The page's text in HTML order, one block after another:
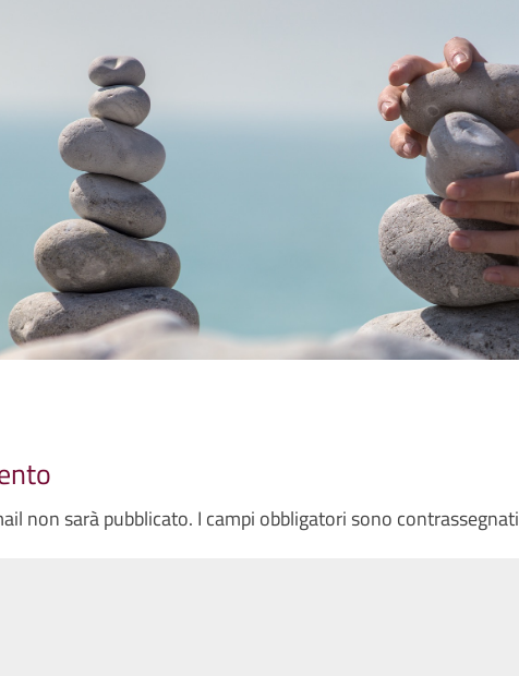
non sarà pubblicato. I campi obbligatori sono contrassegnati